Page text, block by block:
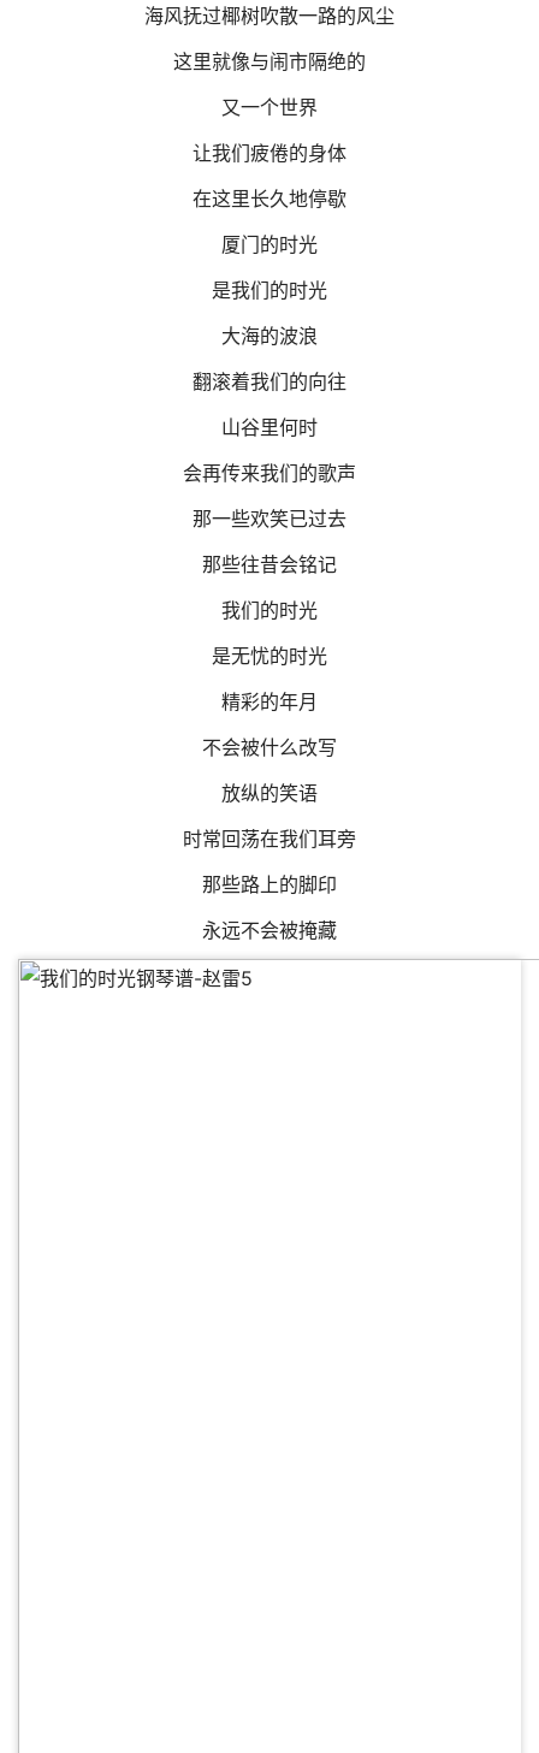
海风抚过椰树吹散一路的风尘
这里就像与闹市隔绝的
又一个世界
让我们疲倦的身体
在这里长久地停歇
厦门的时光
是我们的时光
大海的波浪
翻滚着我们的向往
山谷里何时
会再传来我们的歌声
那一些欢笑已过去
那些往昔会铭记
我们的时光
是无忧的时光
精彩的年月
不会被什么改写
放纵的笑语
时常回荡在我们耳旁
那些路上的脚印
永远不会被掩藏